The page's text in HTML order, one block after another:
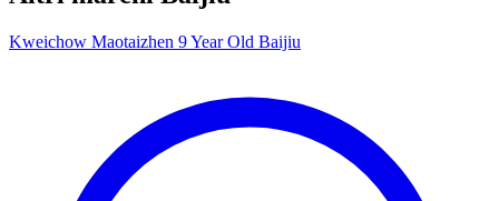
Kweichow Maotaizhen 9 Year Old Baijiu